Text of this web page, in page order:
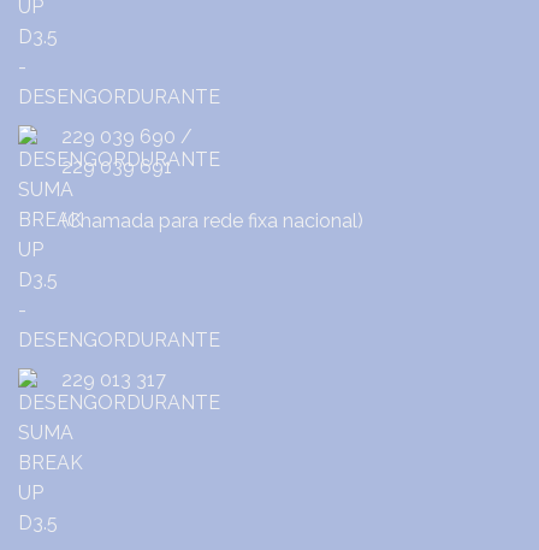
229 039 690 /
229 039 691
(Chamada para rede fixa nacional)
229 013 317